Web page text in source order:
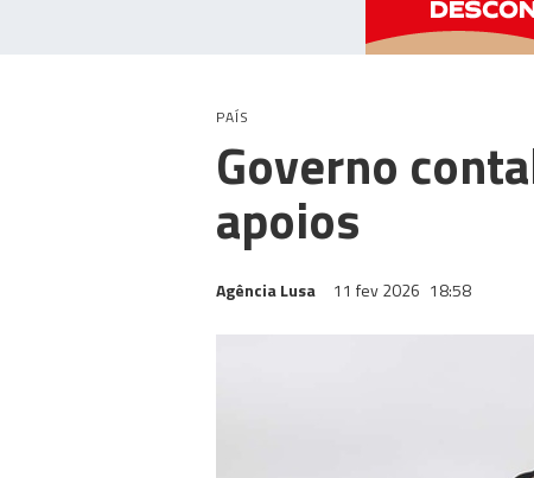
PAÍS
Governo
apoios
Agência Lusa 11 fev 2026 18:58